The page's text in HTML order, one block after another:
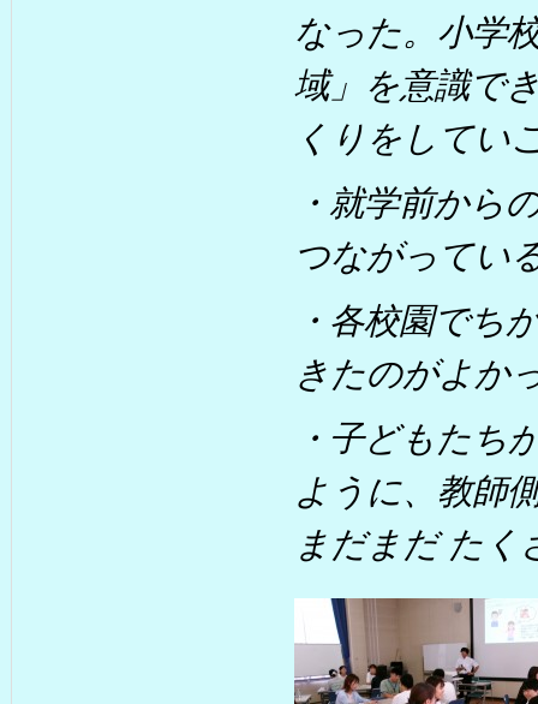
なった。小学
域」を意識で
くりをしてい
・就学前から
つながってい
・各校園でち
きたのがよか
・子どもたち
ように、教師
まだまだ たく